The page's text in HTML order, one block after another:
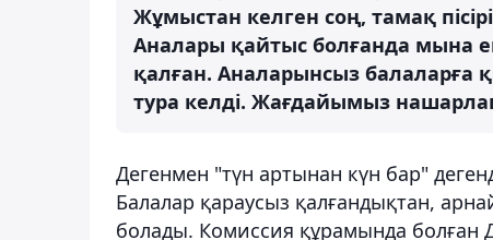
Жұмыстан келген соң, тамақ
Аналары қайтыс болғанда мына
қалған. Аналарынсыз
тура келді. Жағдайымыз
Дегенмен "түн артынан күн бар"
Балалар қараусыз қалғандықтан,
болады. Комиссия құрамында болған